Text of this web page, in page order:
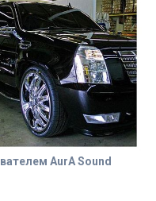
AurA Sound